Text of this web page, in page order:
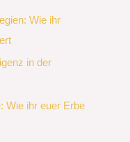
Wie ihr
in der
Wie ihr euer Erbe